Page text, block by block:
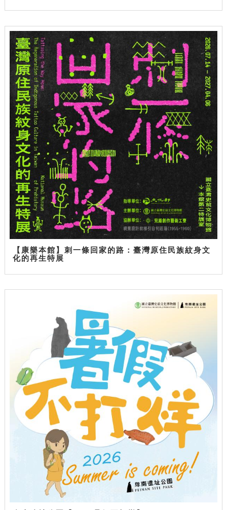
【康樂本館】刺一條回家的路：臺灣原住民族紋身文
化的再生特展